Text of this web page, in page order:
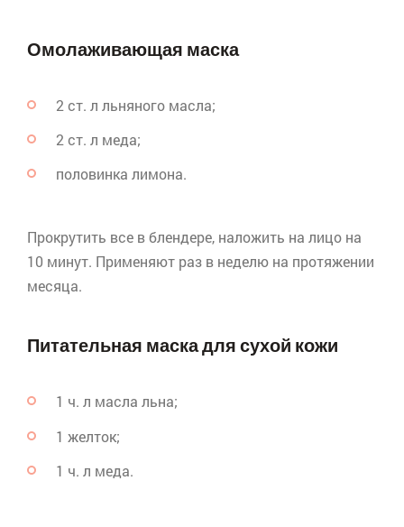
Омолаживающая маска
2 ст. л льняного масла;
2 ст. л меда;
половинка лимона.
Прокрутить все вблендере, наложить на лицо на
10 минут. Применяют раз в неделю на протяжении
месяца.
Питательная маска для сухой кожи
1 ч. л масла льна;
1 желток;
1 ч. л меда.